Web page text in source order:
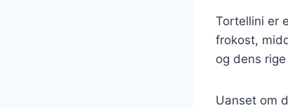
Tortellini er
frokost,
og dens
Uanset om